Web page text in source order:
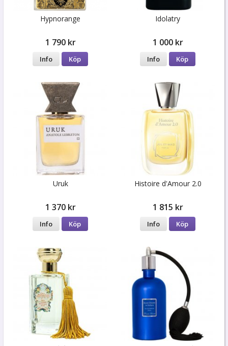
Hypnorange
1 790 kr
Info Köp
Idolatry
1 000 kr
Info Köp
Uruk
1 370 kr
Info Köp
Histoire d'Amour 2.0
1 815 kr
Info Köp